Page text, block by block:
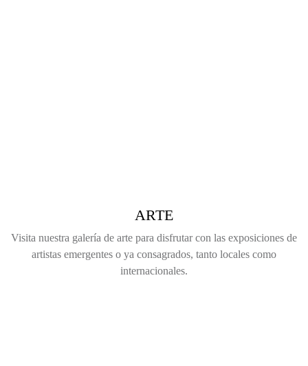
ARTE
Visita nuestra galería de arte para disfrutar con las exposiciones de
artistas emergentes o ya consagrados, tanto locales como
internacionales.